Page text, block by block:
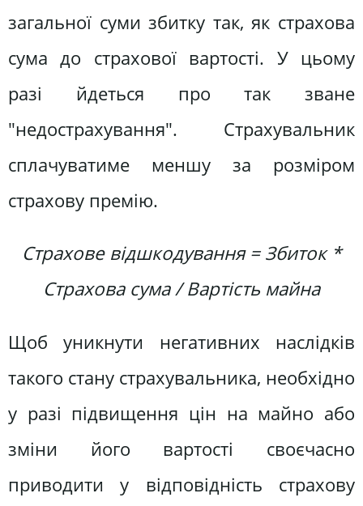
загальної суми збитку так, як страхова
сума до страхової вартості. У цьому
разі йдеться про так зване
"недострахування". Страхувальник
сплачуватиме меншу за розміром
страхову премію.
Страхове відшкодування = Збиток *
Страхова сума / Вартість майна
Щоб уникнути негативних наслідків
такого стану страхувальника, необхідно
у разі підвищення цін на майно або
зміни його вартості своєчасно
приводити у відповідність страхову